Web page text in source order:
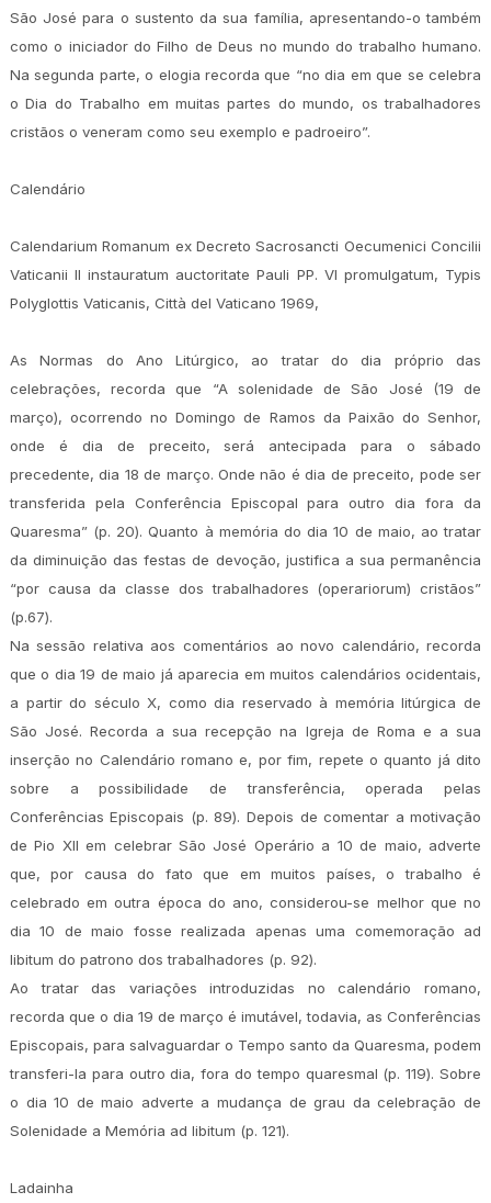
São José para o sustento da sua família, apresentando-o também
como o iniciador do Filho de Deus no mundo do trabalho humano.
Na segunda parte, o elogia recorda que “no dia em que se celebra
o Dia do Trabalho em muitas partes do mundo, os trabalhadores
cristãos o veneram como seu exemplo e padroeiro”.
Calendário
Calendarium Romanum ex Decreto Sacrosancti Oecumenici Concilii
Vaticanii II instauratum auctoritate Pauli PP. VI promulgatum, Typis
Polyglottis Vaticanis, Città del Vaticano 1969,
As Normas do Ano Litúrgico, ao tratar do dia próprio das
celebrações, recorda que “A solenidade de São José (19 de
março), ocorrendo no Domingo de Ramos da Paixão do Senhor,
onde é dia de preceito, será antecipada para o sábado
precedente, dia 18 de março. Onde não é dia de preceito, pode ser
transferida pela Conferência Episcopal para outro dia fora da
Quaresma” (p. 20). Quanto à memória do dia 10 de maio, ao tratar
da diminuição das festas de devoção, justifica a sua permanência
“por causa da classe dos trabalhadores (operariorum) cristãos”
(p.67).
Na sessão relativa aos comentários ao novo calendário, recorda
que o dia 19 de maio já aparecia em muitos calendários ocidentais,
a partir do século X, como dia reservado à memória litúrgica de
São José. Recorda a sua recepção na Igreja de Roma e a sua
inserção no Calendário romano e, por fim, repete o quanto já dito
sobre a possibilidade de transferência, operada pelas
Conferências Episcopais (p. 89). Depois de comentar a motivação
de Pio XII em celebrar São José Operário a 10 de maio, adverte
que, por causa do fato que em muitos países, o trabalho é
celebrado em outra época do ano, considerou-se melhor que no
dia 10 de maio fosse realizada apenas uma comemoração ad
libitum do patrono dos trabalhadores (p. 92).
Ao tratar das variações introduzidas no calendário romano,
recorda que o dia 19 de março é imutável, todavia, as Conferências
Episcopais, para salvaguardar o Tempo santo da Quaresma, podem
transferi-la para outro dia, fora do tempo quaresmal (p. 119). Sobre
o dia 10 de maio adverte a mudança de grau da celebração de
Solenidade a Memória ad libitum (p. 121).
Ladainha